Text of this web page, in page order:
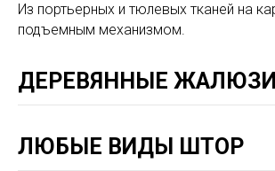
Из портьерных и тюлевых тканей на
подъемным механизмом.
ДЕРЕВЯННЫЕ ЖАЛЮЗИ
ЛЮБЫЕ ВИДЫ ШТОР